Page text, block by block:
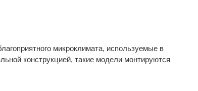
микроклимата, используемые в
конструкцией, такие модели монтируются